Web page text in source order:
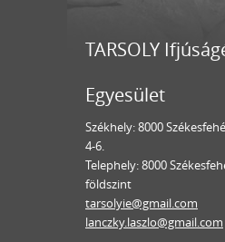
TARSOLY
Egyesület
Székhely: 8000
4-6.
Telephely: 8000
földszint
tarsolyie@gmail.com
lanczky.laszlo@gmail.com